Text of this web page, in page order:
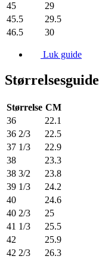
45
29
45.5
29.5
46.5
30
Luk guide
Størrelsesguide
Størrelse CM
36
22.1
36 2/3
22.5
37 1/3
22.9
38
23.3
38 3/2
23.8
39 1/3
24.2
40
24.6
40 2/3
25
41 1/3
25.5
42
25.9
42 2/3
26.3